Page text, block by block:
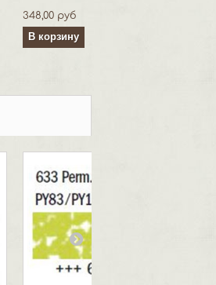
348,00 руб
В корзину